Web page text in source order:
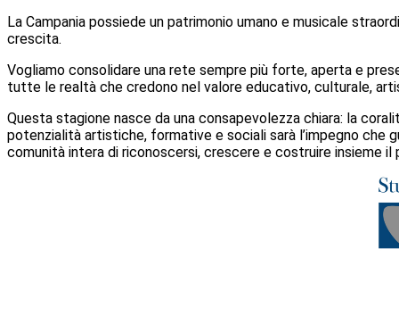
La Campania possiede un patrimonio umano e musicale
crescita.
Vogliamo consolidare una rete sempre più forte, aperta e
tutte le realtà che credono nel valore educativo, culturale,
Questa stagione nasce da una consapevolezza chiara: la
potenzialità artistiche, formative e sociali sarà l’impegno che
comunità intera di riconoscersi, crescere e costruire insieme il